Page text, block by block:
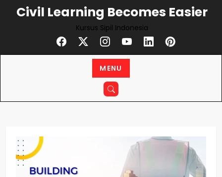
Civil Learning Becomes Easier
Kursus Sipil Indonesia
MENU